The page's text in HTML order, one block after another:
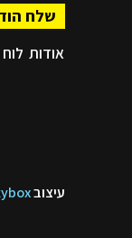
שלח
אודות
עיצוב